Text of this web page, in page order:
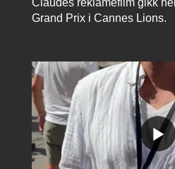
Claudes reklamefilm gikk
Grand Prix i Cannes Lions.